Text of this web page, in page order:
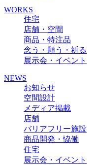
WORKS
住宅
店舗・空間
商品・特注品
念う・願う・祈る
展示会・イベント
NEWS
お知らせ
空間設計
メディア掲載
店舗
バリアフリー施設
商品開発・恊働
住宅
展示会・イベント